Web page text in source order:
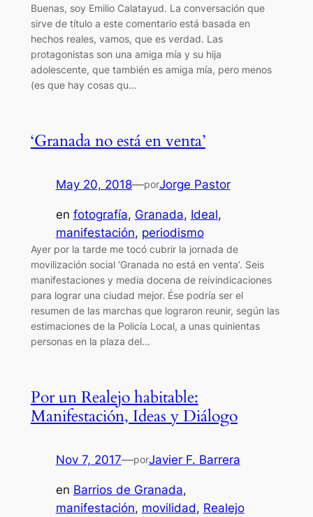
Buenas, soy Emilio Calatayud. La conversación que
sirve de título a este comentario está basada en
hechos reales, vamos, que es verdad. Las
protagonistas son una amiga mía y su hija
adolescente, que también es amiga mía, pero menos
(es que hay cosas qu…
‘Granada no está en venta’
May 20, 2018—porJorge Pastor
en fotografía, Granada, Ideal
manifestación, periodismo
Ayer por la tarde me tocó cubrir la jornada de
movilización social ‘Granada no está en venta’. Seis
manifestaciones y media docena de reivindicaciones
para lograr una ciudad mejor. Ése podría ser el
resumen de las marchas que lograron reunir, según las
estimaciones de la Policía Local, a unas quinientas
personas en la plaza del…
Por un Realejo habitable:
Manifestación, Ideas y Diálogo
Nov 7, 2017—porJavier F. Barrera
en Barrios de Granada
manifestación, movilidad, Realejo